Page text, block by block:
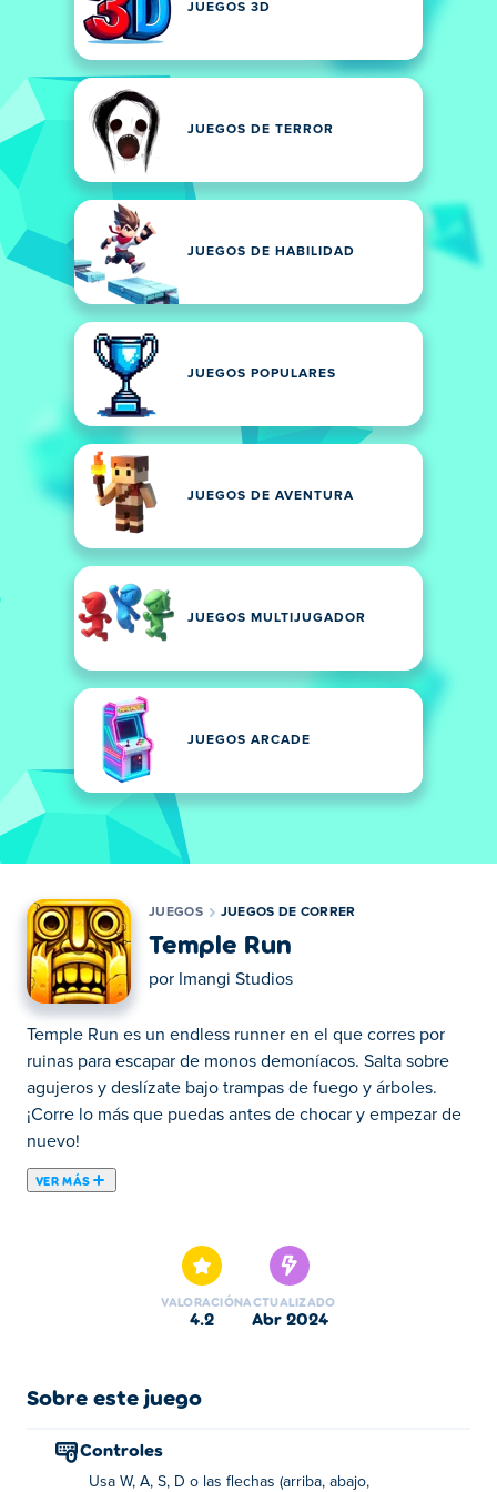
JUEGOS 3D
JUEGOS DE TERROR
JUEGOS DE HABILIDAD
JUEGOS POPULARES
JUEGOS DE AVENTURA
JUEGOS MULTIJUGADOR
JUEGOS ARCADE
JUEGOS JUEGOS DE CORRER
Temple Run
por Imangi Studios
Temple Run es un endless runner en el que corres por
ruinas para escapar de monos demoníacos. Salta sobre
agujeros y deslízate bajo trampas de fuego y árboles.
¡Corre lo más que puedas antes de chocar y empezar de
nuevo!
VER MÁS
deberás robar el ídolo y escapar de los monstruos.
Mientras recorres el templo y la jungla, tendrás que
lanzarte, saltar y deslizarte para superar los obstáculos.
recorrido. También puedes desbloquear habilidades
correr más rápido o ganar un escudo protector por un
tiempo. ¿Tienes lo que se necesita para salir del templo?
VALORACIÓN
4.2
ACTUALIZADO
abr 2024
Sobre este juego
Controles
Usa W, A, S, D o las flechas (arriba, abajo,